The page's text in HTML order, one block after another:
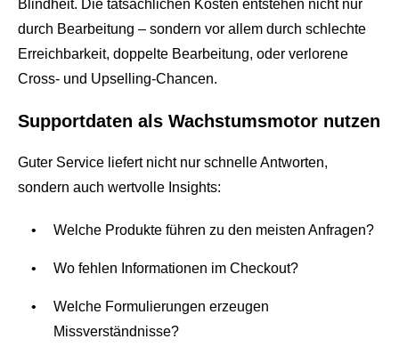
Blindheit. Die tatsächlichen Kosten entstehen nicht nur
durch Bearbeitung – sondern vor allem durch schlechte
Erreichbarkeit, doppelte Bearbeitung, oder verlorene
Cross- und Upselling-Chancen.
Supportdaten als Wachstumsmotor nutzen
Guter Service liefert nicht nur schnelle Antworten,
sondern auch wertvolle Insights:
Welche Produkte führen zu den meisten Anfragen?
Wo fehlen Informationen im Checkout?
Welche Formulierungen erzeugen
Missverständnisse?